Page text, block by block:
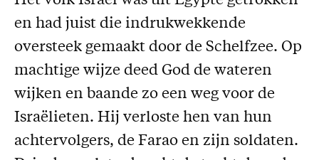
Missie
Service
Adreswijziging
Nabestellen
Vragen en opmerkingen
en had juist die indrukwekkende
oversteek gemaakt door de Schelfzee. Op
machtige wijze deed God de wateren
wijken en baande zo een weg voor de
Israëlieten. Hij verloste hen van hun
achtervolgers, de Farao en zijn soldaten.